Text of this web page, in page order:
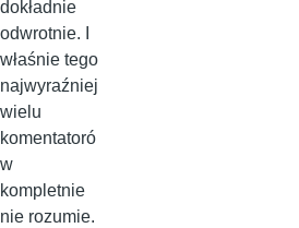
dokładnie
odwrotnie. I
właśnie tego
najwyraźniej
wielu
komentatoró
w
kompletnie
nie rozumie.